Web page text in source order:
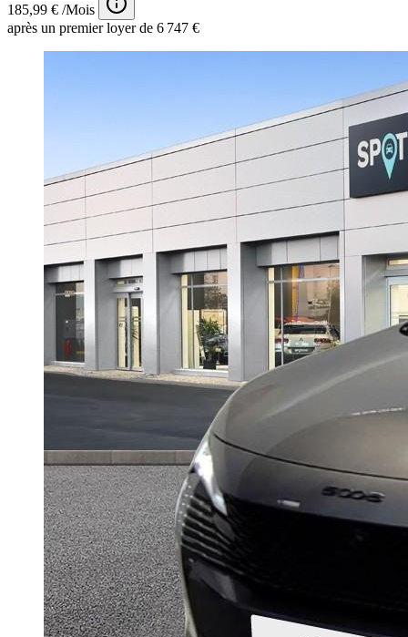
185,99 € /Mois
après un premier loyer de 6 747 €